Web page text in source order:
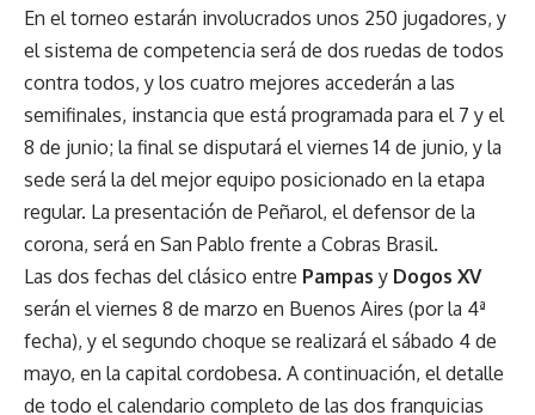
En el torneo estarán involucrados unos 250 jugadores, y
el sistema de competencia será de dos ruedas de todos
contra todos, y los cuatro mejores accederán a las
semifinales, instancia que está programada para el 7 y el
8 de junio; la final se disputará el viernes 14 de junio, y la
sede será la del mejor equipo posicionado en la etapa
regular. La presentación de Peñarol, el defensor de la
corona, será en San Pablo frente a Cobras Brasil.
Las dos fechas del clásico entre Pampas y Dogos XV
serán el viernes 8 de marzo en Buenos Aires (por la 4ª
fecha), y el segundo choque se realizará el sábado 4 de
mayo, en la capital cordobesa. A continuación, el detalle
de todo el calendario completo de las dos franquicias